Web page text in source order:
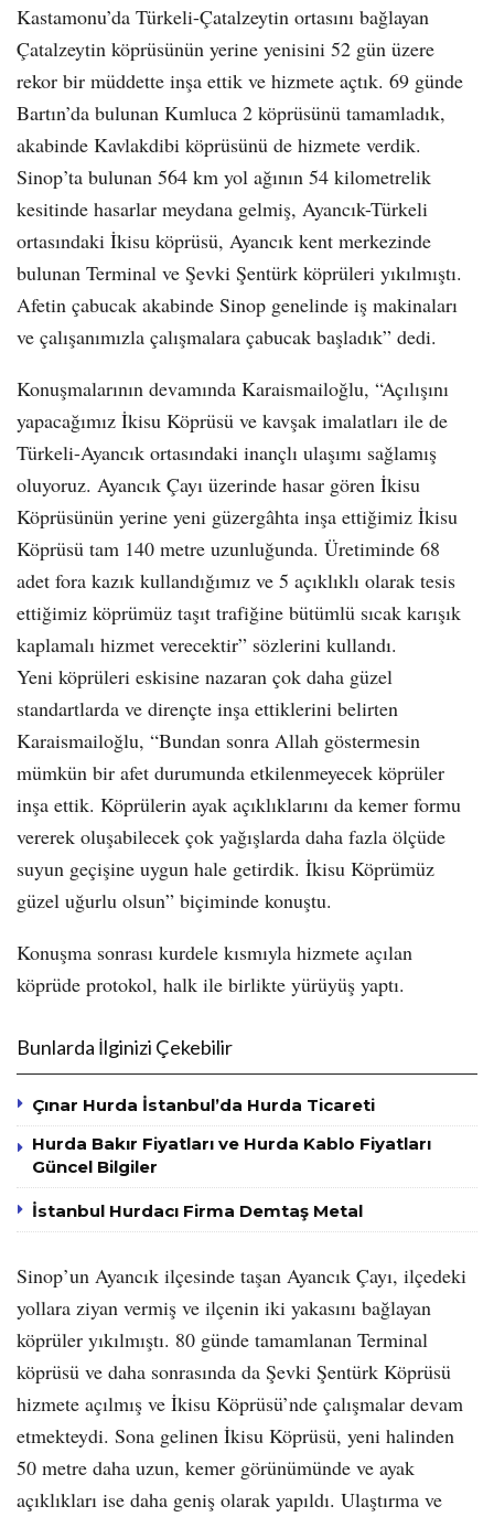
Kastamonu’da Türkeli-Çatalzeytin ortasını bağlayan
Çatalzeytin köprüsünün yerine yenisini 52 gün üzere
rekor bir müddette inşa ettik ve hizmete açtık. 69 günde
Bartın’da bulunan Kumluca 2 köprüsünü tamamladık,
akabinde Kavlakdibi köprüsünü de hizmete verdik.
Sinop’ta bulunan 564 km yol ağının 54 kilometrelik
kesitinde hasarlar meydana gelmiş, Ayancık-Türkeli
ortasındaki İkisu köprüsü, Ayancık kent merkezinde
bulunan Terminal ve Şevki Şentürk köprüleri yıkılmıştı.
Afetin çabucak akabinde Sinop genelinde iş makinaları
ve çalışanımızla çalışmalara çabucak başladık” dedi.
Konuşmalarının devamında Karaismailoğlu, “Açılışını
yapacağımız İkisu Köprüsü ve kavşak imalatları ile de
Türkeli-Ayancık ortasındaki inançlı ulaşımı sağlamış
oluyoruz. Ayancık Çayı üzerinde hasar gören İkisu
Köprüsünün yerine yeni güzergâhta inşa ettiğimiz İkisu
Köprüsü tam 140 metre uzunluğunda. Üretiminde 68
adet fora kazık kullandığımız ve 5 açıklıklı olarak tesis
ettiğimiz köprümüz taşıt trafiğine bütümlü sıcak karışık
kaplamalı hizmet verecektir” sözlerini kullandı.
Yeni köprüleri eskisine nazaran çok daha güzel
standartlarda ve dirençte inşa ettiklerini belirten
Karaismailoğlu, “Bundan sonra Allah göstermesin
mümkün bir afet durumunda etkilenmeyecek köprüler
inşa ettik. Köprülerin ayak açıklıklarını da kemer formu
vererek oluşabilecek çok yağışlarda daha fazla ölçüde
suyun geçişine uygun hale getirdik. İkisu Köprümüz
güzel uğurlu olsun” biçiminde konuştu.
Konuşma sonrası kurdele kısmıyla hizmete açılan
köprüde protokol, halk ile birlikte yürüyüş yaptı.
Bunlarda İlginizi Çekebilir
Çınar Hurda İstanbul’da Hurda Ticareti
Hurda Bakır Fiyatları ve Hurda Kablo Fiyatları
Güncel Bilgiler
İstanbul Hurdacı Firma Demtaş Metal
Sinop’un Ayancık ilçesinde taşan Ayancık Çayı, ilçedeki
yollara ziyan vermiş ve ilçenin iki yakasını bağlayan
köprüler yıkılmıştı. 80 günde tamamlanan Terminal
köprüsü ve daha sonrasında da Şevki Şentürk Köprüsü
hizmete açılmış ve İkisu Köprüsü’nde çalışmalar devam
etmekteydi. Sona gelinen İkisu Köprüsü, yeni halinden
50 metre daha uzun, kemer görünümünde ve ayak
açıklıkları ise daha geniş olarak yapıldı. Ulaştırma ve